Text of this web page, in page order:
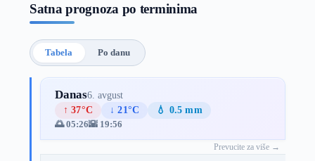
Satna prognoza po terminima
Tabela Po danu
Danas6. avgust
↑ 37°C
↓ 21°C
💧 0.5 mm
🌅 05:26🌇 19:56
Prevucite za više →